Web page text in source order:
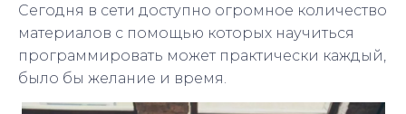
Сегодня в сети доступно огромное количество
материалов с помощью которых научиться
программировать может практически каждый,
было бы желание и время.